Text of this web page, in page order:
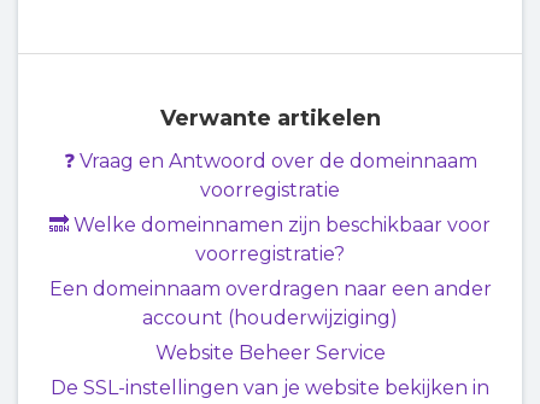
Verwante artikelen
❓ Vraag en Antwoord over de domeinnaam
voorregistratie
🔜 Welke domeinnamen zijn beschikbaar voor
voorregistratie?
Een domeinnaam overdragen naar een ander
account (houderwijziging)
Website Beheer Service
De SSL-instellingen van je website bekijken in